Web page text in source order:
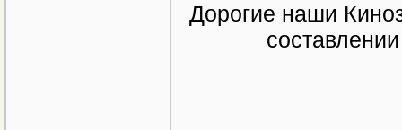
Дорогие наши